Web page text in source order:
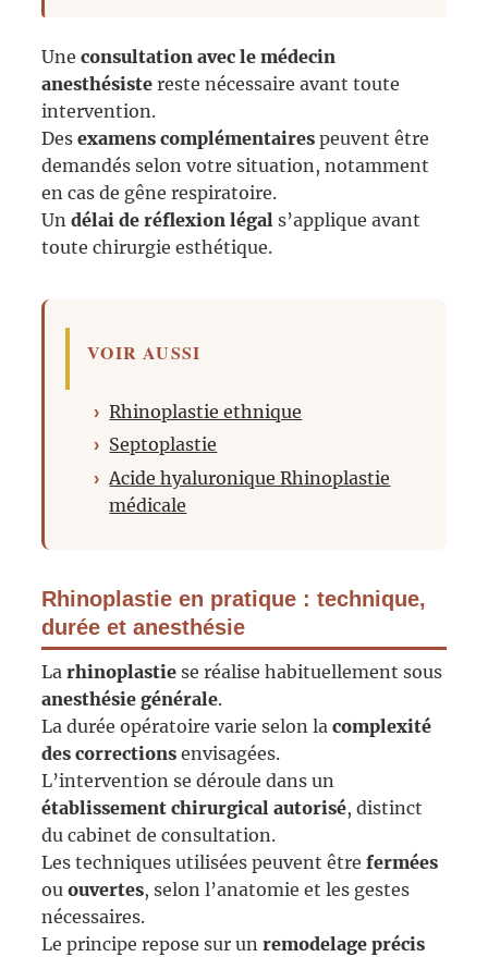
Une consultation avec le médecin
anesthésistereste nécessaire avant toute
intervention.
Des examens complémentairespeuvent être
demandés selon votre situation, notamment
en cas de gêne respiratoire.
Un délai de réflexion légals’applique avant
toute chirurgie esthétique.
VOIR AUSSI
Rhinoplastie ethnique
Septoplastie
Acide hyaluronique Rhinoplastie
médicale
Rhinoplastie en pratique : technique,
durée et anesthésie
La rhinoplastiese réalise habituellement sous
anesthésie générale.
La durée opératoire varie selon la complexité
des correctionsenvisagées.
L’intervention se déroule dans un
établissement chirurgical autorisé, distinct
du cabinet de consultation.
Les techniques utilisées peuvent être fermées
ou ouvertes, selon l’anatomie et les gestes
nécessaires.
Le principe repose sur un remodelage précis